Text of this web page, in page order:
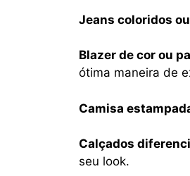
Jeans coloridos
Blazer de cor ou
ótima maneira de
Camisa
Calçados
seu look.